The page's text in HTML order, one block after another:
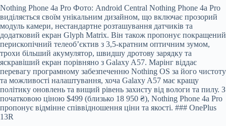
Nothing Phone 4a Pro Фото: Android Central Nothing Phone 4a Pro
виділяється своїм унікальним дизайном, що включає прозорий
модуль камери, нестандартне розташування датчиків та
додатковий екран Glyph Matrix. Він також пропонує покращений
перископічний телеоб’єктив з 3,5-кратним оптичним зумом,
трохи більший акумулятор, швидшу дротову зарядку та
яскравіший екран порівняно з Galaxy A57. Марінг віддає
перевагу програмному забезпеченню Nothing OS за його чистоту
та можливості налаштування, хоча Galaxy A57 має кращу
політику оновлень та вищий рівень захисту від вологи та пилу. З
початковою ціною $499 (близько 18 950 ₴), Nothing Phone 4a Pro
пропонує відмінне співвідношення ціни та якості. ### OnePlus
13R